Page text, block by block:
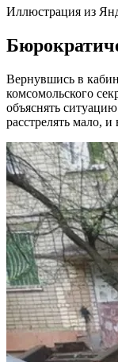
Иллюстрация из
Вернувшись в
комсомольского
объяснять
расстрелять мало, и